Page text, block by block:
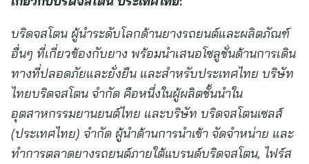
บริดจสโตน ผู้นำระดับโลกด้านยางรถยนต์และผลิตภัณฑ์
อื่นๆ ที่เกี่ยวข้องกับยาง พร้อมนำเสนอโซลูชั่นด้านการเดิน
ทางที่ปลอดภัยและยั่งยืน และสำหรับประเทศไทย บริษัท
ไทยบริดจสโตน จำกัด คือหนึ่งในผู้ผลิตชั้นนำใน
อุตสาหกรรมยานยนต์ไทย และบริษัท บริดจสโตนเซลส์
(ประเทศไทย) จำกัด ผู้นำด้านการนำเข้า จัดจำหน่าย และ
ทำการตลาดยางรถยนต์ภายใต้แบรนด์บริดจสโตน, ไฟร์ส